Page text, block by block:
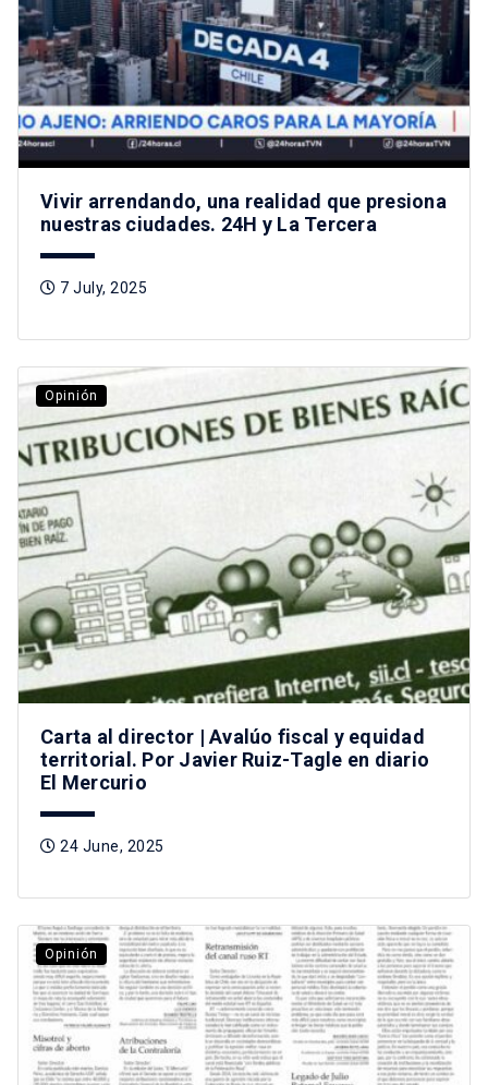
Vivir arrendando, una realidad que presiona
nuestras ciudades. 24H y La Tercera
7 July, 2025
Opinión
Carta al director | Avalúo fiscal y equidad
territorial. Por Javier Ruiz-Tagle en diario
El Mercurio
24 June, 2025
Opinión